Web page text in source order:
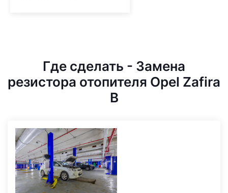
Где сделать - Замена
резистора отопителя Opel Zafira
B